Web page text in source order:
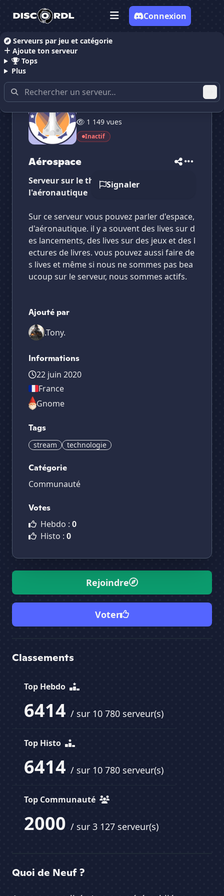
Serveurs par jeu et catégorie
Ajoute ton serveur
Tops
Plus
Connexion
Accueil Serveurs Discord Communauté
1 149 vues
Inactif
Aérospace
Signaler
Serveur sur le thème de l'espace et de
l'aéronautique
Sur ce serveur vous pouvez parler d'espace,
d'aéronautique. il y a souvent des lives sur d
es lancements, des lives sur des jeux et des l
ectures de livres. vous pouvez aussi faire de
s lives et même si nous ne sommes pas bea
ucoup sur le serveur, nous sommes actifs.
Ajouté par
.Tony.
Informations
22 juin 2020
France
Gnome
Tags
stream technologie
Catégorie
Communauté
Votes
Hebdo : 0
Histo : 0
Rejoindre
Voter
Vote pourAérospace
Classements
Top Hebdo
6414 / sur 10 780 serveur(s)
Top Histo
6414 / sur 10 780 serveur(s)
Top Communauté
2000 / sur 3 127 serveur(s)
Quoi de Neuf ?
Aérospace
Es-tu sûr de vouloir supprimer ton avis de ce
Aérospace